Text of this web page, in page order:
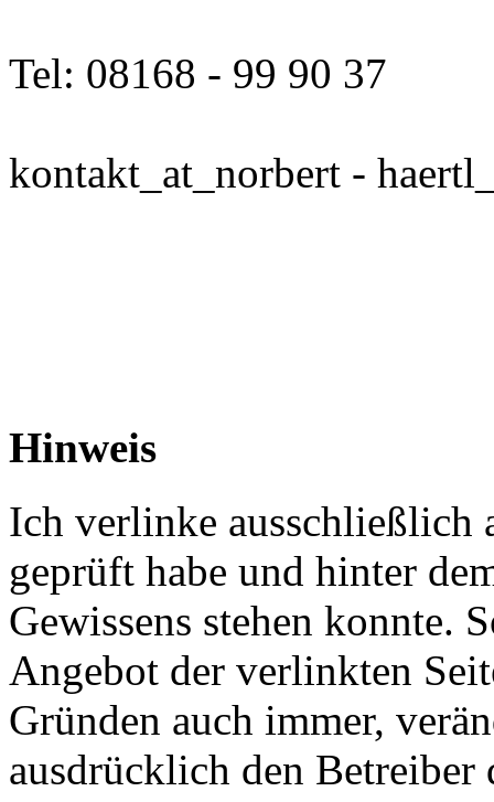
Tel: 08168 - 99 90 37
kontakt_at_norbert -
Hinweis
Ich verlinke ausschließlich
geprüft habe und hinter
Gewissens stehen konnte.
Angebot der verlinkten
Gründen auch immer,
ausdrücklich den